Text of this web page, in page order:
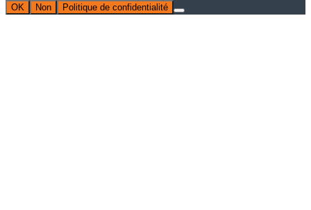
OK Non Politique de confidentialité